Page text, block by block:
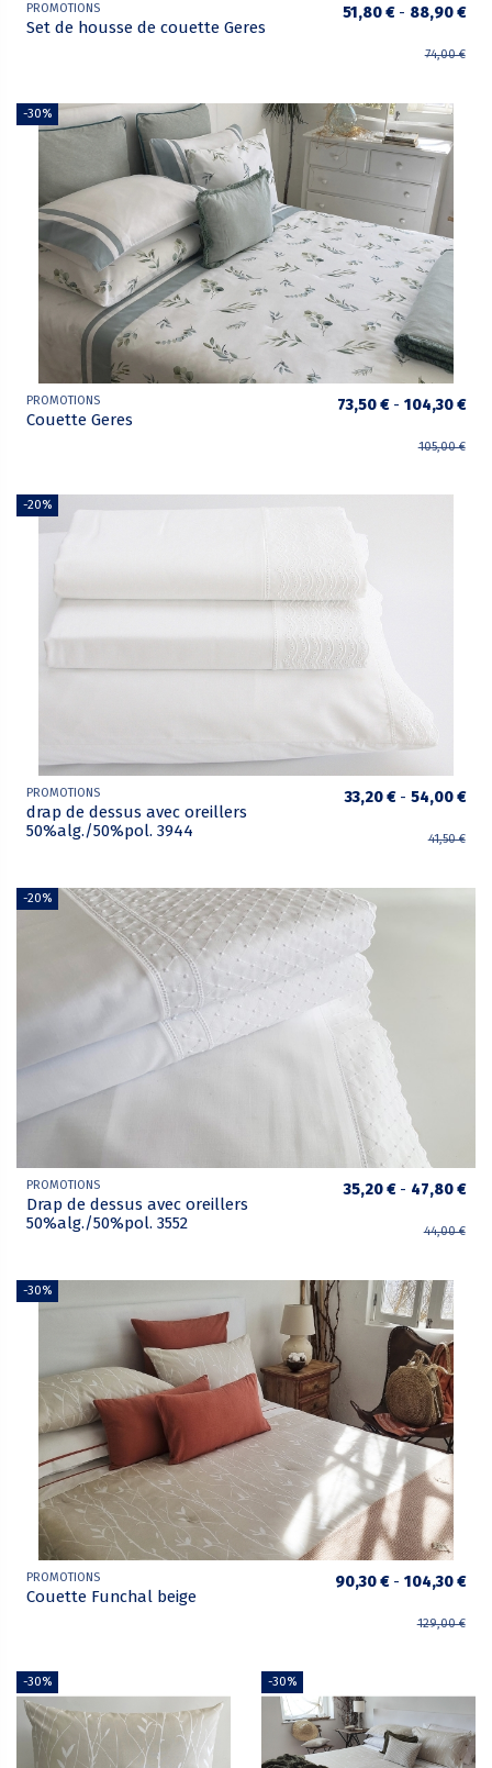
PROMOTIONS
Set de housse de couette Geres
51,80 € - 88,90 €
74,00 €
-30%
PROMOTIONS
Couette Geres
73,50 € - 104,30 €
105,00 €
-20%
PROMOTIONS
drap de dessus avec oreillers
50%alg./50%pol. 3944
33,20 € - 54,00 €
41,50 €
-20%
PROMOTIONS
Drap de dessus avec oreillers
50%alg./50%pol. 3552
35,20 € - 47,80 €
44,00 €
-30%
PROMOTIONS
Couette Funchal beige
90,30 € - 104,30 €
129,00 €
-30% -30%